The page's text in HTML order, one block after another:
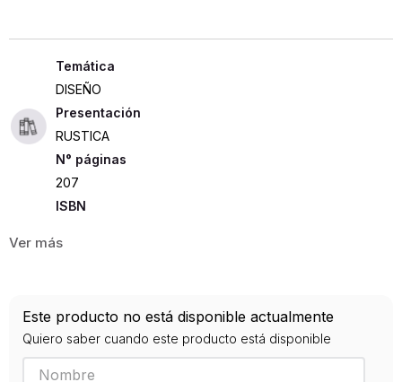
DISEÑO
Presentación
RUSTICA
207
ISBN
Editorial
2011
Este producto no está disponible actualmente
Quiero saber cuando este producto está disponible